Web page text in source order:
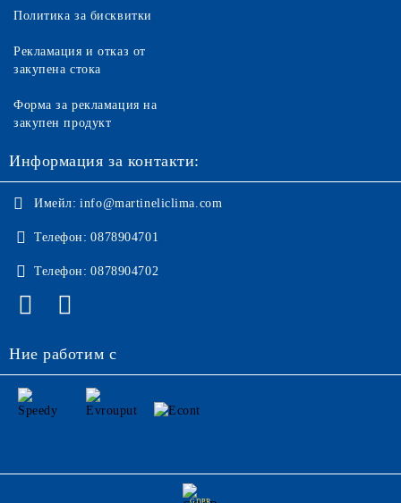
Политика за бисквитки
Рекламация и отказ от
закупена стока
Форма за рекламация на
закупен продукт
Информация за контакти:
Имейл: info@martineliclima.com
Телефон: 0878904701
Телефон: 0878904702
Ние работим с
GDPR